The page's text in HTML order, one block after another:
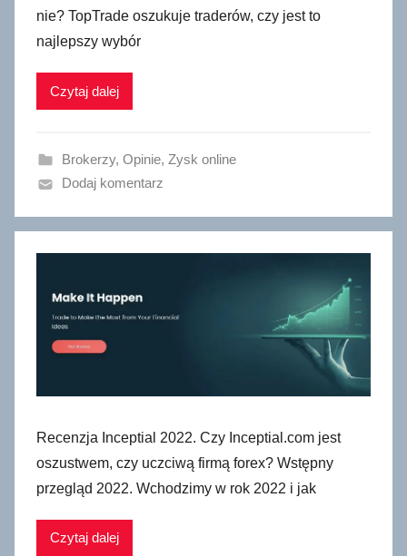
nie? TopTrade oszukuje traderów, czy jest to
najlepszy wybór
Czytaj dalej
Brokerzy, Opinie, Zysk online
Dodaj komentarz
Recenzja Inceptial 2022. Czy Inceptial.com jest
oszustwem, czy uczciwą firmą forex? Wstępny
przegląd 2022. Wchodzimy w rok 2022 i jak
Czytaj dalej